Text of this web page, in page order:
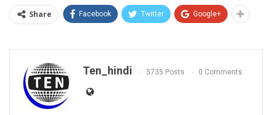
Share Facebook Twitter Google+
Ten_hindi 5735 Posts 0 Comments